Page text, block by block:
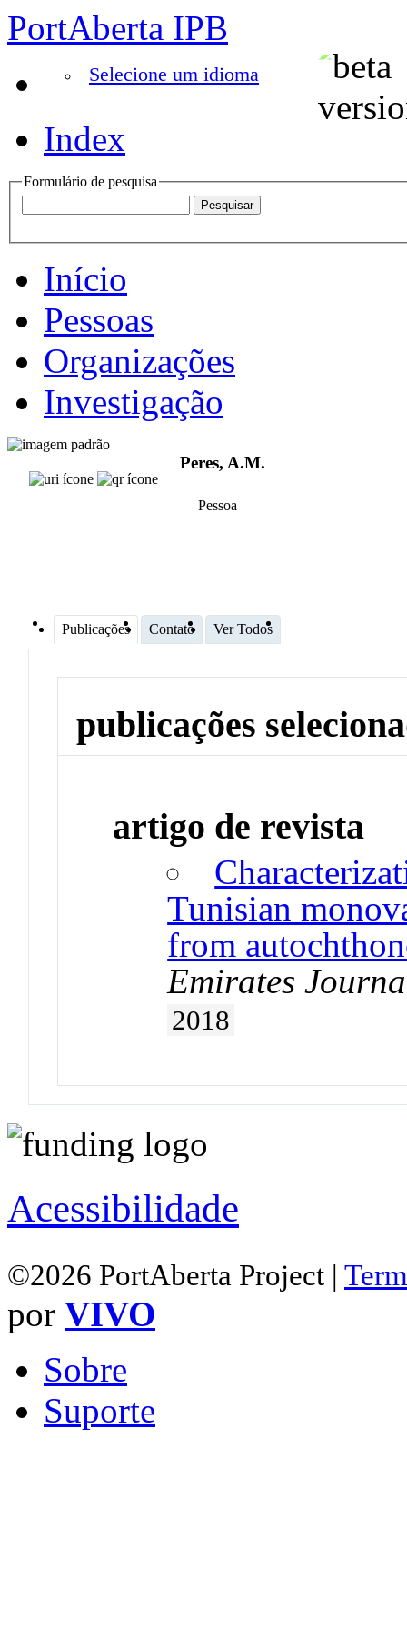
PortAberta IPB
Selecione um idioma
Index
Formulário de pesquisa
Início
Pessoas
Organizações
Investigação
Peres, A.M.
Pessoa
Publicações Contato Ver Todos
publicações
artigo de revista
Tunisian
from
Emirates
2018
Acessibilidade
©2026 PortAberta Project |
por VIVO
Sobre
Suporte